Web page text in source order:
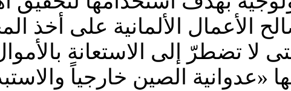
الأعمال الألمانية على
لا تضطرّ إلى الاستعانة
«عدوانية الصين خارجياً